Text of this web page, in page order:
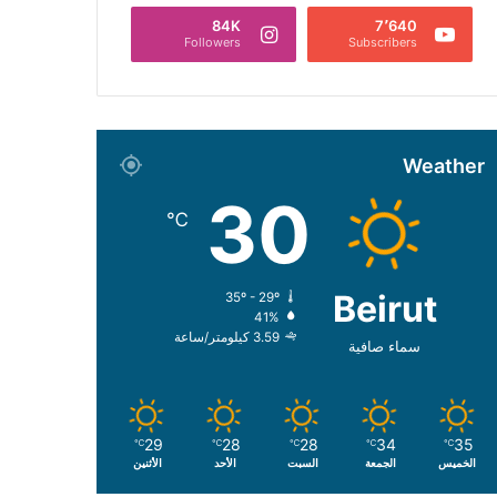
7٬640
Subscribers
84K
Followers
Weather
Beirut
سماء صافية
30
℃
35º - 29º
41%
3.59 كيلومتر/ساعة
35
℃
الخميس
34
℃
الجمعة
28
℃
السبت
28
℃
الأحد
29
℃
الأثنين